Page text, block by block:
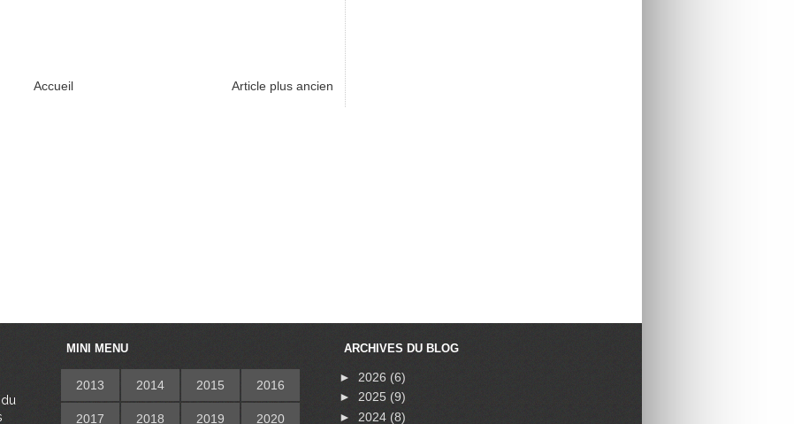
Article plus ancien
Accueil
MINI MENU
2013 2014 2015 2016
2017 2018 2019 2020
ARCHIVES DU BLOG
► 2026(6)
► 2025(9)
► 2024(8)